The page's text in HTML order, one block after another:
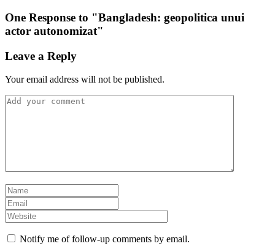
One Response to "Bangladesh: geopolitica unui
actor autonomizat"
Leave a Reply
Your email address will not be published.
Notify me of follow-up comments by email.